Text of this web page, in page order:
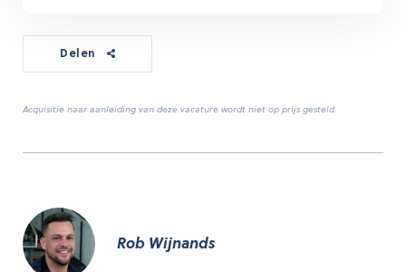
Delen
Acquisitie naar aanleiding van deze vacature wordt niet op prijs gesteld.
Rob Wijnands